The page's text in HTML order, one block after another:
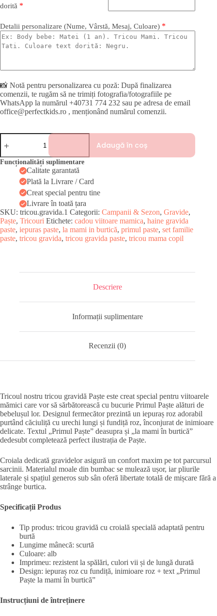
dorită *
Detalii personalizare (Nume, Vârstă, Mesaj, Culoare) *
📸 Notă pentru personalizarea cu poză: După finalizarea
comenzii, te rugăm să ne trimiți fotografia/fotografiile pe
WhatsApp la numărul +40731 774 232 sau pe adresa de email
office@perfectkids.ro , menționând numărul comenzii.
Cantitate
Tricou
Paște
Burtică
Adaugă în coș
Funcționalități suplimentare
Calitate garantată
Plată la Livrare / Card
Creat special pentru tine
Livrare în toată țara
SKU: tricou.gravida.1 Categorii: Campanii & Sezon, Gravide,
Paște, Tricouri Etichete: cadou viitoare mamica, haine gravida
paste, iepuras paste, la mami in burtică, primul paste, set familie
paste, tricou gravida, tricou gravida paste, tricou mama copil
Descriere
Informații suplimentare
Recenzii (0)
Tricoul nostru tricou gravidă Paște este creat special pentru viitoarele
mămici care vor să sărbătorească cu bucurie Primul Paște alături de
bebelușul lor. Designul fermecător prezintă un iepuraș roz adorabil
purtând căciuliță cu urechi lungi și fundiță roz, înconjurat de inimioare
delicate. Textul „Primul Paște” deasupra și „la mami în burtică”
dedesubt completează perfect ilustrația de Paște.
Croiala dedicată gravidelor asigură un confort maxim pe tot parcursul
sarcinii. Materialul moale din bumbac se mulează ușor, iar pliurile
laterale și spațiul generos sub sân oferă libertate totală de mișcare fără a
strânge burtica.
Specificații Produs
Tip produs: tricou gravidă cu croială specială adaptată pentru
burtă
Lungime mânecă: scurtă
Culoare: alb
Imprimeu: rezistent la spălări, culori vii și de lungă durată
Design: iepuraș roz cu fundiță, inimioare roz + text „Primul
Paște la mami în burtică”
Instrucțiuni de întreținere